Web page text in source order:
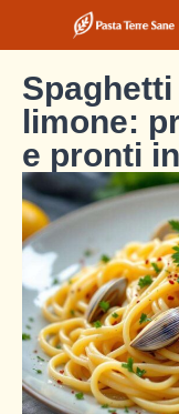
limone:
e pronti